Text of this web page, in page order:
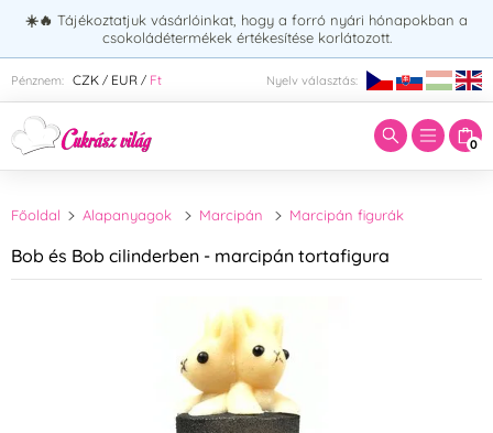
☀️🔥 Tájékoztatjuk vásárlóinkat, hogy a forró nyári hónapokban a
csokoládétermékek értékesítése korlátozott.
Pénznem: CZK / EUR / Ft Nyelv választás:
0
Adja meg a keresett kifejezést:
Főoldal Alapanyagok Marcipán Marcipán figurák
Bob és Bob cilinderben - marcipán tortafigura